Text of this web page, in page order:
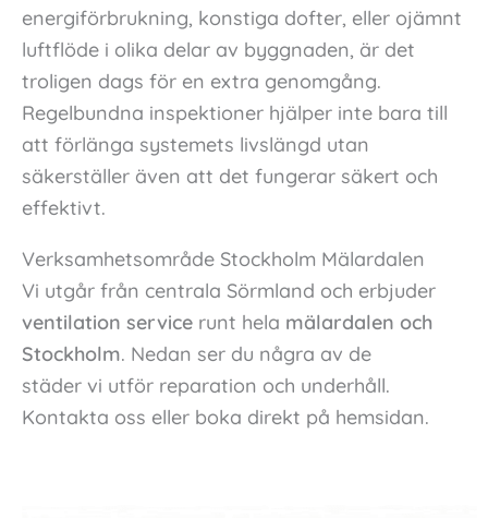
energiförbrukning, konstiga dofter, eller ojämnt
luftflöde i olika delar av byggnaden, är det
troligen dags för en extra genomgång.
Regelbundna inspektioner hjälper inte bara till
att förlänga systemets livslängd utan
säkerställer även att det fungerar säkert och
effektivt.
Verksamhetsområde Stockholm Mälardalen
Vi utgår från centrala Sörmland och erbjuder
ventilation servicerunt hela mälardalen och
Stockholm. Nedan ser du några av de
städer vi utför reparation och underhåll.
Kontakta oss eller boka direkt på hemsidan.